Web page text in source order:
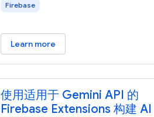
Firebase
Learn more
使用适用于 Gemini API 的
Firebase Extensions 构建 AI